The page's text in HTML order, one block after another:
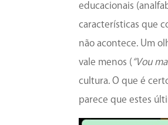
educacionais
características que
não acontece. Um
vale menos ( “Vou
cultura. O que é
parece que estes